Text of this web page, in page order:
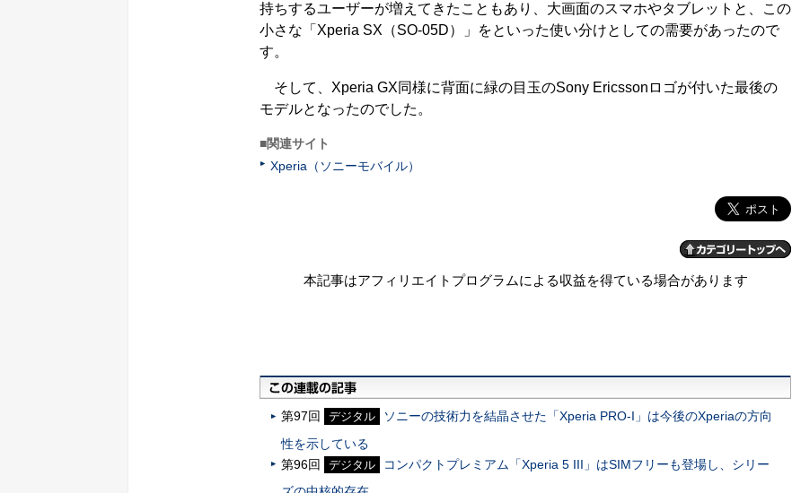
持ちするユーザーが増えてきたこともあり、大画面のスマホやタブレットと、この
小さな「Xperia SX（SO-05D）」をといった使い分けとしての需要があったので
す。
そして、Xperia GX同様に背面に緑の目玉のSony Ericssonロゴが付いた最後の
モデルとなったのでした。
■関連サイト
Xperia（ソニーモバイル）
本記事はアフィリエイトプログラムによる収益を得ている場合があります
第97回 デジタル
ソニーの技術力を結晶させた「Xperia PRO-I」は今後のXperiaの方向
性を示している
第96回
デジタル
コンパクトプレミアム「Xperia 5 III」はSIMフリーも登場し、シリー